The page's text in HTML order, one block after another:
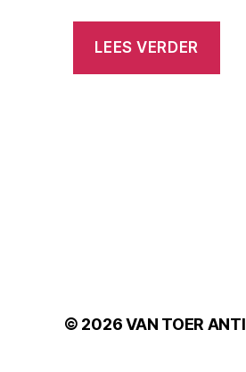
LEES VERDER
© 2026VAN TOER